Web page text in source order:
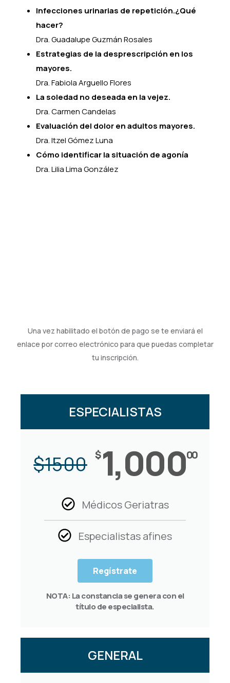
Infecciones urinarias de repetición.¿Qué
hacer?
Dra. Guadalupe Guzmán Rosales
Estrategias de la desprescripción en los
mayores.
Dra. Fabiola Arguello Flores
La soledad no deseada en la vejez.
Dra. Carmen Candelas
Evaluación del dolor en adultos mayores.
Dra. Itzel Gómez Luna
Cómo identificar la situación de agonía
Dra. Lilia Lima González
Una vez habilitado el botón de pago se te enviará el
enlace por correo electrónico para que puedas completar
tu inscripción.
ESPECIALISTAS
$1500 $ 1,00000
Médicos Geriatras
Especialistas afines
Regístrate
NOTA: La constancia se genera con el
título de especialista.
GENERAL